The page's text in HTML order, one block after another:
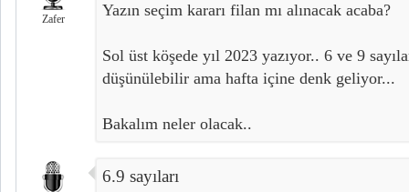
Zafer Yazın seçim kararı filan mı alınacak acaba?
Sol üst köşede yıl 2023 yazıyor.. 6 ve 9
düşünülebilir ama hafta içine denk geliyor...
Bakalım neler olacak..
6.9 sayıları